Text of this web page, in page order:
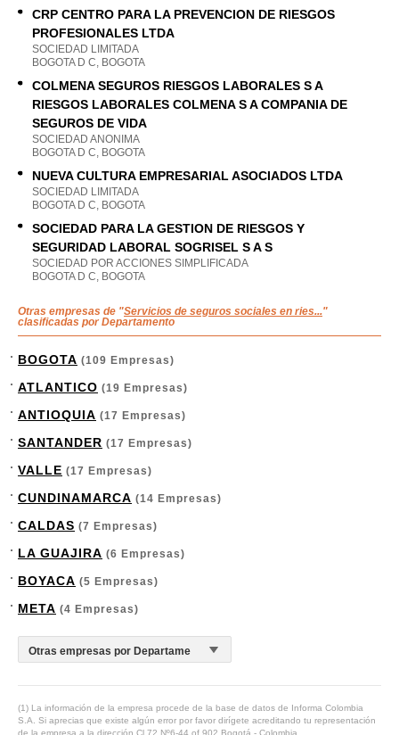
CRP CENTRO PARA LA PREVENCION DE RIESGOS
PROFESIONALES LTDA
SOCIEDAD LIMITADA
BOGOTA D C, BOGOTA
COLMENA SEGUROS RIESGOS LABORALES S A
RIESGOS LABORALES COLMENA S A COMPANIA DE
SEGUROS DE VIDA
SOCIEDAD ANONIMA
BOGOTA D C, BOGOTA
NUEVA CULTURA EMPRESARIAL ASOCIADOS LTDA
SOCIEDAD LIMITADA
BOGOTA D C, BOGOTA
SOCIEDAD PARA LA GESTION DE RIESGOS Y
SEGURIDAD LABORAL SOGRISEL S A S
SOCIEDAD POR ACCIONES SIMPLIFICADA
BOGOTA D C, BOGOTA
Otras empresas de "Servicios de seguros sociales en ries..."
clasificadas por Departamento
BOGOTA (109 Empresas)
ATLANTICO (19 Empresas)
ANTIOQUIA (17 Empresas)
SANTANDER (17 Empresas)
VALLE (17 Empresas)
CUNDINAMARCA (14 Empresas)
CALDAS (7 Empresas)
LA GUAJIRA (6 Empresas)
BOYACA (5 Empresas)
META (4 Empresas)
(1) La información de la empresa procede de la base de datos de Informa Colombia
S.A. Si aprecias que existe algún error por favor dirígete acreditando tu representación
de la empresa a la dirección Cl.72 Nº6-44 of.902 Bogotá - Colombia